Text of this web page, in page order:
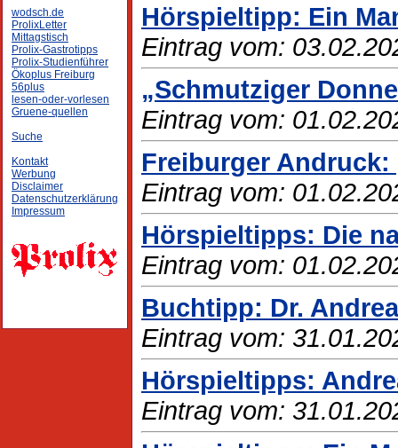
wodsch.de
ProlixLetter
Mittagstisch
Prolix-Gastrotipps
Prolix-Studienführer
Ökoplus Freiburg
56plus
lesen-oder-vorlesen
Gruene-quellen
Suche
Kontakt
Werbung
Disclaimer
Datenschutzerklärung
Impressum
Hörspieltipp: Ein
Eintrag vom:
„Schmutziger
Eintrag vom:
Freiburger Andruck:
Eintrag vom:
Hörspieltipps: Die
Eintrag vom:
Buchtipp: Dr.
Eintrag vom:
Hörspieltipps:
Eintrag vom: